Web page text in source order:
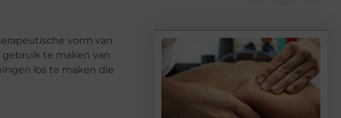
vorm van
te maken van
los te maken die